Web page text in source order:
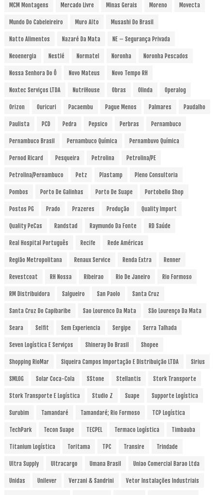
MCM Montagens Mercado Livre Minas Gerais Moreno Movecta
Mundo Do Cabeleireiro Muro Alto Musashi Do Brasil
Natto Alimentos Nazaré Da Mata NE – Segurança Privada
Neoenergia Nestlé Normatel Noronha Noronha Pescados
Nossa Senhora Do Ô Novo Mateus Novo Tempo RH
Noxtec Serviços LTDA NutriHouse Obras Olinda Operalog
Orizon Ouricuri Pacaembu Pague Menos Palmares Paudalho
Paulista PCD Pedra Pepsico Perbras Pernambuco
Pernambuco Brasil Pernambuco Química Pernambuvo Química
Pernod Ricard Pesqueira Petrolina Petrolina/PE
Petrolina/Pernambuco Petz Plastamp Pleno Consultoria
Pombos Porto De Galinhas Porto De Suape Portobello Shop
Postos PG Prado Prazeres Produção Quality Import
Quality PeCas Randstad Raymundo Da Fonte RD Saúde
Real Hospital Português Recife Rede Américas
Região Metropolitana Renaux Service Renda Extra Renner
Revestcoat RH Nossa Ribeirao Rio De Janeiro Rio Formoso
RM Distribuidora Salgueiro San Paolo Santa Cruz
Santa Cruz Do Capibaribe Sao Lourenco Da Mata São Lourenço Da Mata
Seara Selfit Sem Experiencia Sergipe Serra Talhada
Seven Logística E Serviços Shineray Do Brasil Shopee
Shopping RioMar Siqueira Campos Importação E Distribuição LTDA Sirius
SMLOG Solar Coca-Cola SStone Stellantis Stork Transporte
Stork Transporte E Logística Studio Z Suape Supporte Logística
Surubim Tamandaré Tamandaré; Rio Formoso TCP Logística
TechPark Tecon Suape TECPEL Termaco Logística Timbauba
Titanium Logística Toritama TPC Transire Trindade
Ultra Supply Ultracargo Umana Brasil Uniao Comercial Barao Ltda
Unidas Unilever Verzani & Sandrini Vetor Instalações Industriais